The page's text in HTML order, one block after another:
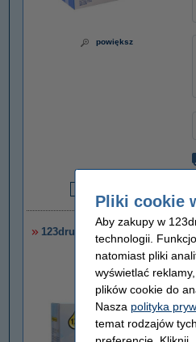
powiększ
123drukuj zamiennik Brother
Pliki cookie
Aby zakupy w
technologii.
natomiast pliki
wyświetlać
plików cookie do
Nasza polityka
temat rodzajów